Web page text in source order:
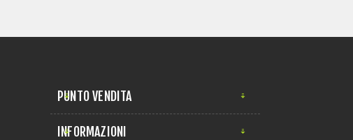
PUNTO VENDITA
INFORMAZIONI